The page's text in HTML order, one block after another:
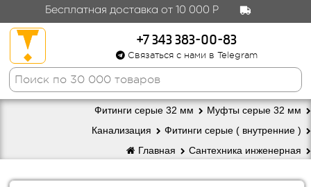
Бесплатная доставка от 10 000 Р
+7 343 383-00-83
Связаться с нами в Telegram
Муфты серые 32 мм
Фитинги серые 32 мм
Фитинги серые ( внутренние )
Канализация
Сантехника инженерная
Главная